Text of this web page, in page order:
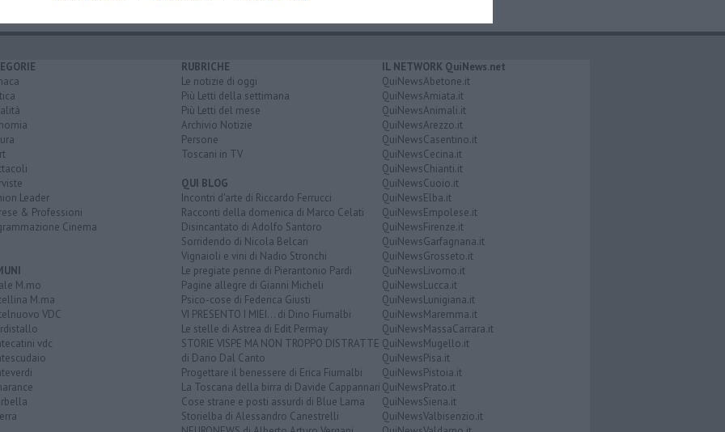
Leader
& Professioni
Cinema
M.mo
M.ma
VDC
vdc
RUBRICHE
Le notizie di oggi
Più Letti della settimana
Più Letti del mese
Archivio Notizie
Persone
Toscani in TV
QUI BLOG
Incontri d'arte di Riccardo Ferrucci
Racconti della domenica di Marco Celati
Disincantato di Adolfo Santoro
Sorridendo di Nicola Belcari
Vignaioli e vini di Nadio Stronchi
Le pregiate penne di Pierantonio Pardi
Pagine allegre di Gianni Micheli
Psico-cose di Federica Giusti
VI PRESENTO I MIEI... di Dino Fiumalbi
Le stelle di Astrea di Edit Permay
STORIE VISPE MA NON TROPPO DISTRATTE
di Dario Dal Canto
Progettare il benessere di Erica Fiumalbi
La Toscana della birra di Davide Cappannari
Cose strane e posti assurdi di Blue Lama
Storielba di Alessandro Canestrelli
IL NETWORK QuiNews.net
QuiNewsAbetone.it
QuiNewsAmiata.it
QuiNewsAnimali.it
QuiNewsArezzo.it
QuiNewsCasentino.it
QuiNewsCecina.it
QuiNewsChianti.it
QuiNewsCuoio.it
QuiNewsElba.it
QuiNewsEmpolese.it
QuiNewsFirenze.it
QuiNewsGarfagnana.it
QuiNewsGrosseto.it
QuiNewsLivorno.it
QuiNewsLucca.it
QuiNewsLunigiana.it
QuiNewsMaremma.it
QuiNewsMassaCarrara.it
QuiNewsMugello.it
QuiNewsPisa.it
QuiNewsPistoia.it
QuiNewsPrato.it
QuiNewsSiena.it
QuiNewsValbisenzio.it